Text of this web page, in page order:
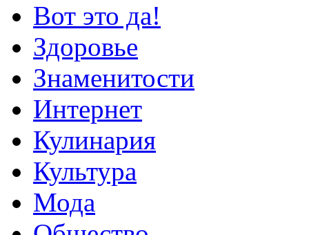
Вот это да!
Здоровье
Знаменитости
Интернет
Кулинария
Культура
Мода